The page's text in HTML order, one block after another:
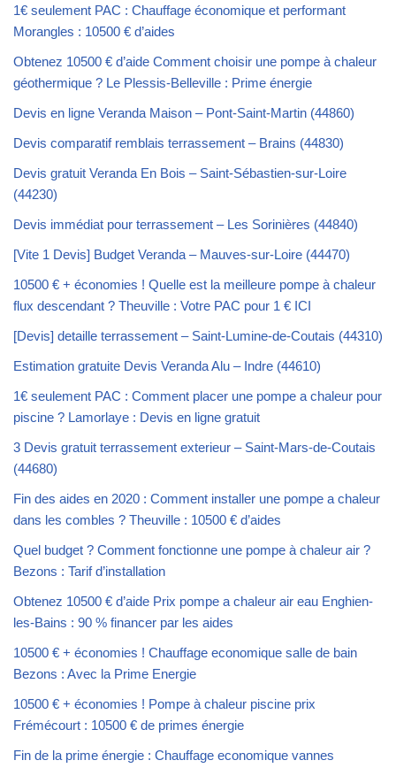
1€ seulement PAC : Chauffage économique et performant
Morangles : 10500 € d’aides
Obtenez 10500 € d’aide Comment choisir une pompe à chaleur
géothermique ? Le Plessis-Belleville : Prime énergie
Devis en ligne Veranda Maison – Pont-Saint-Martin (44860)
Devis comparatif remblais terrassement – Brains (44830)
Devis gratuit Veranda En Bois – Saint-Sébastien-sur-Loire
(44230)
Devis immédiat pour terrassement – Les Sorinières (44840)
[Vite 1 Devis] Budget Veranda – Mauves-sur-Loire (44470)
10500 € + économies ! Quelle est la meilleure pompe à chaleur
flux descendant ? Theuville : Votre PAC pour 1 € ICI
[Devis] detaille terrassement – Saint-Lumine-de-Coutais (44310)
Estimation gratuite Devis Veranda Alu – Indre (44610)
1€ seulement PAC : Comment placer une pompe a chaleur pour
piscine ? Lamorlaye : Devis en ligne gratuit
3 Devis gratuit terrassement exterieur – Saint-Mars-de-Coutais
(44680)
Fin des aides en 2020 : Comment installer une pompe a chaleur
dans les combles ? Theuville : 10500 € d’aides
Quel budget ? Comment fonctionne une pompe à chaleur air ?
Bezons : Tarif d’installation
Obtenez 10500 € d’aide Prix pompe a chaleur air eau Enghien-
les-Bains : 90 % financer par les aides
10500 € + économies ! Chauffage economique salle de bain
Bezons : Avec la Prime Energie
10500 € + économies ! Pompe à chaleur piscine prix
Frémécourt : 10500 € de primes énergie
Fin de la prime énergie : Chauffage economique vannes